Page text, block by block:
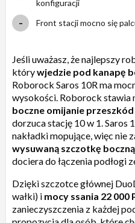
konfiguracji
Front stacji mocno się
Jeśli uważasz, że najlepszy
którywjedzie pod kanapę
Roborock Saros 10R ma
wysokości. Roborock stawia
boczne omijanie
dorzuca stację 10 w 1. Saros
nakładki mopujące, więc nie
wysuwaną szczotkę
dociera do łączenia podłogi
Dzięki szczotce głównej
wałki) i mocy ssania 22 000
zanieczyszczenia z każdej